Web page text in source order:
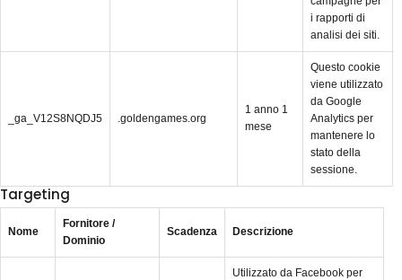
i rapporti di
analisi dei siti.
_ga_V12S8NQDJ5 .goldengames.org
1 anno 1
mese
Questo cookie
viene utilizzato
da Google
Analytics per
mantenere lo
stato della
sessione.
Targeting
Nome
Fornitore /
Dominio
Scadenza Descrizione
Utilizzato da Facebook per